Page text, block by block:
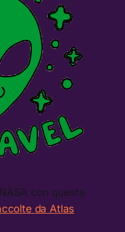
con questa
da Atlas